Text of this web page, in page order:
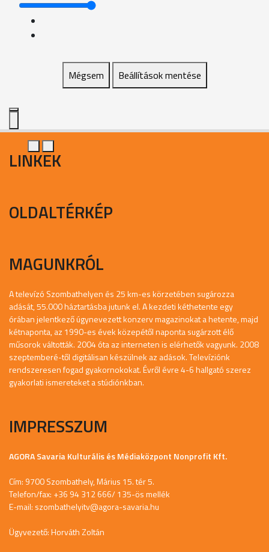
Mégsem Beállítások mentése
LINKEK
OLDALTÉRKÉP
MAGUNKRÓL
A televízó Szombathelyen és 25 km-es körzetében sugározza
adását, 55.000 háztartásba jutunk el. A kezdeti kéthetente egy
órában jelentkező úgynevezett konzerv magazinokat a hetente, majd
kétnaponta, az 1990-es évek közepétől naponta sugárzott élő
műsorok váltották. 2004 óta az interneten is elérhetők vagyunk. 2008
szeptemberé-től digitálisan készülnek az adások. Televíziónk
rendszeresen fogad gyakornokokat. Évről évre 4-6 hallgató szerez
gyakorlati ismereteket a stúdiónkban.
IMPRESSZUM
AGORA Savaria Kulturális és Médiaközpont Nonprofit Kft.
Cím: 9700 Szombathely, Márius 15. tér 5.
Telefon/fax: +36 94 312 666/ 135-ös mellék
E-mail: szombathelyitv@agora-savaria.hu
Ügyvezető: Horváth Zoltán